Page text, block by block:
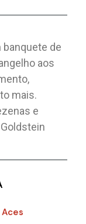
de
aos
mais.
e
Aces